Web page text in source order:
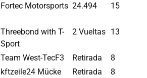
Fortec Motorsports 24.494 15
Threebond with T-
Sport
2 Vueltas 13
Team West-TecF3 Retirada
8
kftzeile24 Mücke
Retirada 8